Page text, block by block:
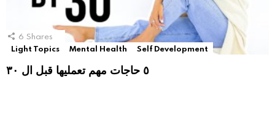
6 Shares
Light Topics
Mental Health Self Development
٥ حاجات مهم تعمليها قبل ال ٣٠